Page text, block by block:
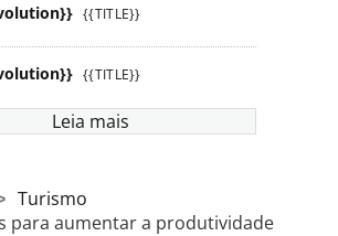
{{TITLE}}
{{TITLE}}
Leia mais
Turismo
para aumentar a produtividade